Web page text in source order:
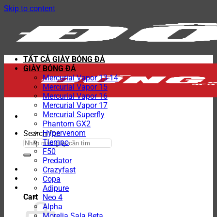
Skip to content
Search for:
Cart
TẤT CẢ GIÀY BÓNG ĐÁ
GIÀY BÓNG ĐÁ
Mercurial Vapor 13-14
Mercurial Vapor 15
Mercurial Vapor 16
Mercurial Vapor 17
Mercurial Superfly
Phantom GX2
Hypervenom
Tiempo
F50
Predator
Crazyfast
Copa
Adipure
Neo 4
Alpha